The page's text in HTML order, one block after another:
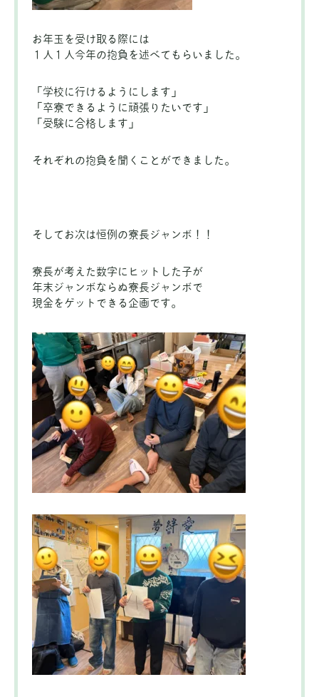
お年玉を受け取る際には
１人１人今年の抱負を述べてもらいました。
「学校に行けるようにします」
「卒寮できるように頑張りたいです」
「受験に合格します」
それぞれの抱負を聞くことができました。
そしてお次は恒例の寮長ジャンボ！！
寮長が考えた数字にヒットした子が
年末ジャンボならぬ寮長ジャンボで
現金をゲットできる企画です。